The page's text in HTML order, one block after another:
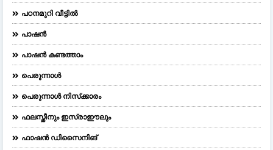
പഠനമുറി വീട്ടിൽ
പാഷൻ
പാഷൻ കണ്ടത്താം
പെരുന്നാള്‍
പെരുന്നാള്‍ നിസ്‌ക്കാരം
ഫലസ്തീനും ഇസ്രാഈലും
ഫാഷന്‍ ഡിസൈനിങ്‌